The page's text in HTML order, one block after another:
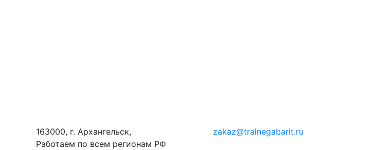
163000, г. Архангельск,
Работаем по всем регионам РФ
zakaz@tralnegabarit.ru